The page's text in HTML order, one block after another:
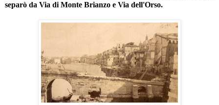
separò da Via di Monte Brianzo e Via dell'Orso.